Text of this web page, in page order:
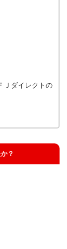
Ｊダイレクトの
？